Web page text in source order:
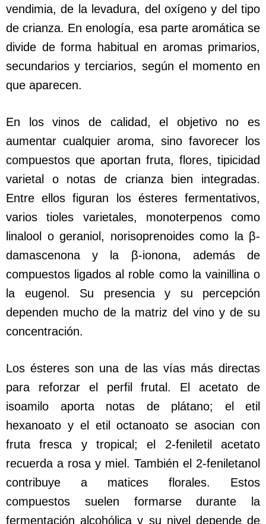
vendimia, de la levadura, del oxígeno y del tipo
de crianza. En enología, esa parte aromática se
divide de forma habitual en aromas primarios,
secundarios y terciarios, según el momento en
que aparecen.
En los vinos de calidad, el objetivo no es
aumentar cualquier aroma, sino favorecer los
compuestos que aportan fruta, flores, tipicidad
varietal o notas de crianza bien integradas.
Entre ellos figuran los ésteres fermentativos,
varios tioles varietales, monoterpenos como
linalool o geraniol, norisoprenoides como la β-
damascenona y la β-ionona, además de
compuestos ligados al roble como la vainillina o
la eugenol. Su presencia y su percepción
dependen mucho de la matriz del vino y de su
concentración.
Los ésteres son una de las vías más directas
para reforzar el perfil frutal. El acetato de
isoamilo aporta notas de plátano; el etil
hexanoato y el etil octanoato se asocian con
fruta fresca y tropical; el 2-feniletil acetato
recuerda a rosa y miel. También el 2-feniletanol
contribuye a matices florales. Estos
compuestos suelen formarse durante la
fermentación alcohólica y su nivel depende de